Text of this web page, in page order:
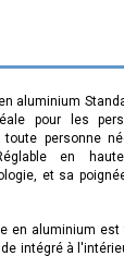
aluminium
pour les
toute personne
en
et sa
en aluminium
intégré à